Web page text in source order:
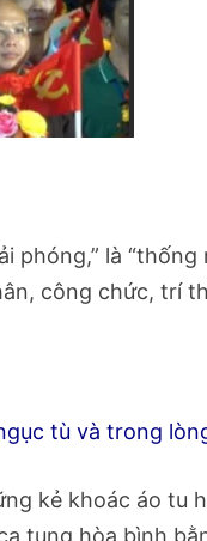
phóng,” là
công chức, trí
tù và trong
kẻ khoác áo tu
tụng hòa bình